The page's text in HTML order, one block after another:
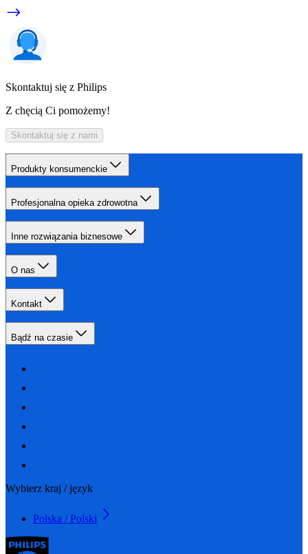
Skontaktuj się z Philips
Z chęcią Ci pomożemy!
Skontaktuj się z nami
Produkty konsumenckie
Profesjonalna opieka zdrowotna
Inne rozwiązania biznesowe
O nas
Kontakt
Bądź na czasie
Wybierz kraj / język
Polska / Polski